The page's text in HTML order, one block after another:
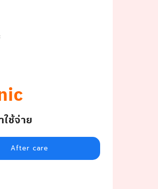
ช้จ่าย
After care